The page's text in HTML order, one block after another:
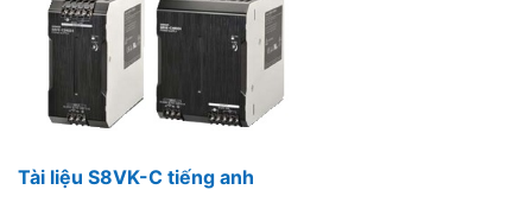
Tài liệu S8VK-C tiếng anh